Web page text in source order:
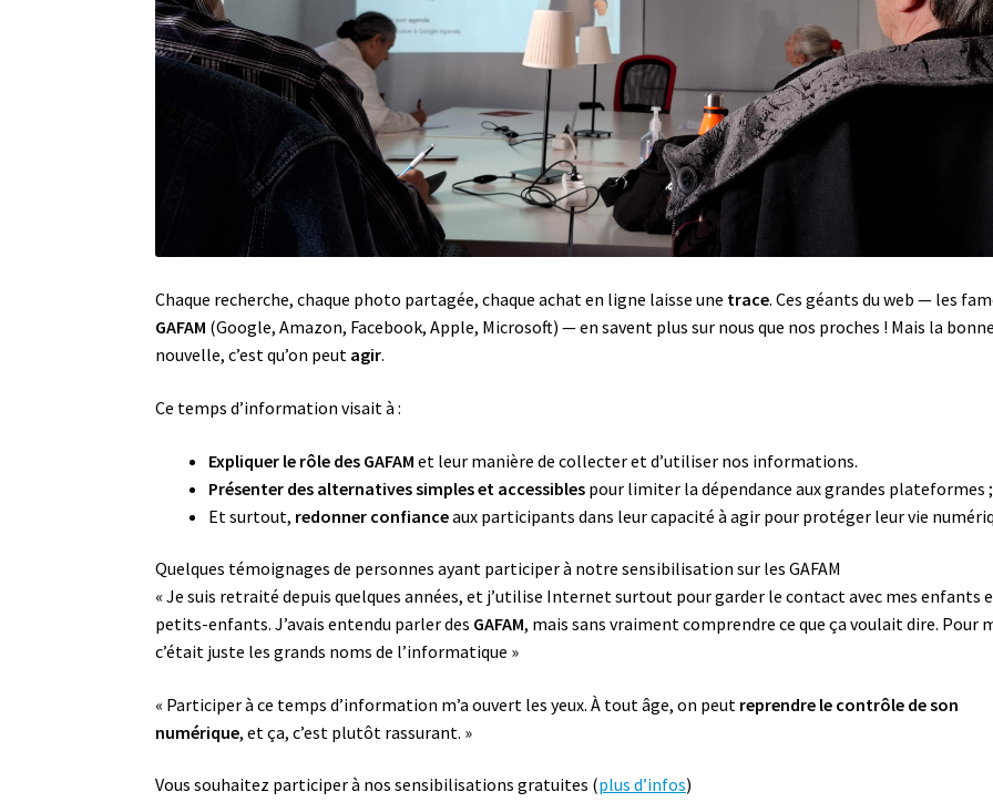
Chaque recherche, chaque photo partagée, chaque achat en ligne laisse une trace. Ces géants du web — les
GAFAM (Google, Amazon, Facebook, Apple, Microsoft) — en savent plus sur nous que nos proches ! Mais la bonne
nouvelle, c’est qu’on peut agir.
Ce temps d’information visait à :
Expliquer le rôle des GAFAM et leur manière de collecter et d’utiliser nos informations.
Présenter des alternatives simples et accessibles pour limiter la dépendance aux grandes plateformes ;
Et surtout, redonner confianceaux participants dans leur capacité à agir pour protéger leur vie
Quelques témoignages de personnes ayant participer à notre sensibilisation sur les GAFAM
« Je suis retraité depuis quelques années, et j’utilise Internet surtout pour garder le contact avec mes enfants
petits-enfants. J’avais entendu parler des GAFAM, mais sans vraiment comprendre ce que ça voulait dire. Pour
c’était juste les grands noms de l’informatique »
« Participer à ce temps d’information m’a ouvert les yeux. À tout âge, on peut reprendre le contrôle de son
numérique, et ça, c’est plutôt rassurant. »
Vous souhaitez participer à nos sensibilisations gratuites (plus d’infos)